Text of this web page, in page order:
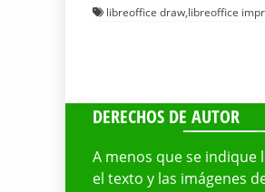
libreoffice draw,libreoffice
DERECHOS DE AUTOR
A menos que se indique
el texto y las imágenes